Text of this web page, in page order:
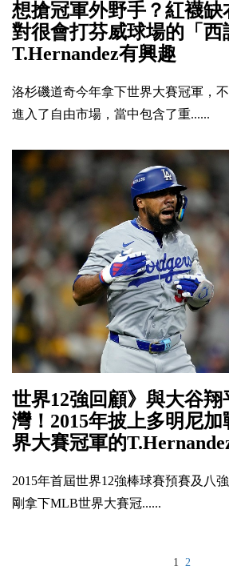
想搶冠軍外野手？紅襪缺
對很會打芬威球場的「西
T.Hernandez有興趣
洛杉磯道奇今年拿下世界大賽冠軍，
進入了自由市場，當中包含了重......
世界12強回顧》與大谷
灣！2015年披上多明尼
界大賽冠軍的
2015年首屆世界12強棒球賽預賽及八
剛拿下MLB世界大賽冠......
1 2